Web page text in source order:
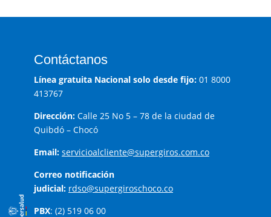
Contáctanos
Línea gratuita Nacional solo desde fijo: 01 8000
413767
Dirección: Calle 25 No 5 – 78 de la ciudad de
Quibdó – Chocó
Email: servicioalcliente@supergiros.com.co
Correo notificación
judicial: rdso@supergiroschoco.co
PBX: (2) 519 06 00